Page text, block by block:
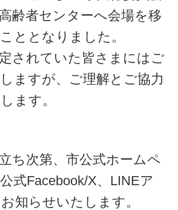
齢者センターへ会場を移
ととなりました。
されていた皆さまにはご
ますが、ご理解とご協力
ます。
ち次第、市公式ホームペ
式Facebook/X、LINEア
知らせいたします。